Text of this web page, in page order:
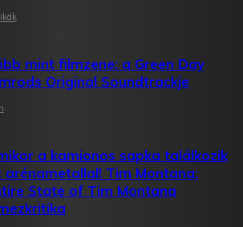
mint filmzene: a Green Day
Original Soundtrackje
a kamionos sapka találkozik
arénametallal! Tim Montana:
State of Tim Montana